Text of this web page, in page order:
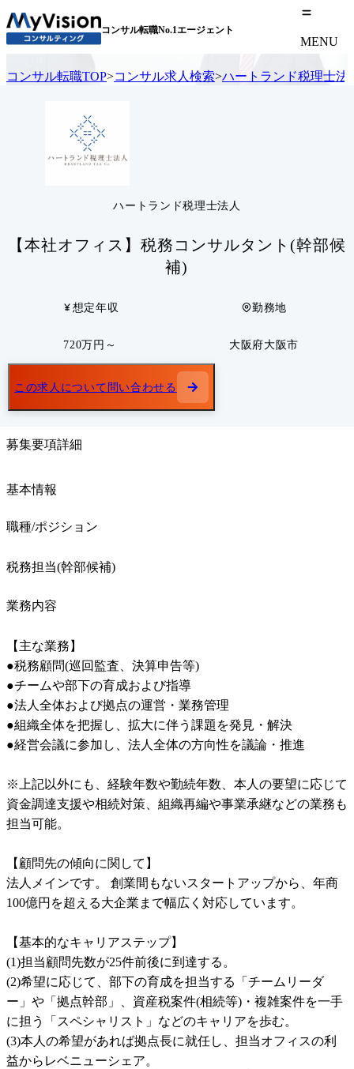
コンサル転職No.1エージェント
MENU
コンサル転職TOP>コンサル求人検索>ハートランド税理士法
ハートランド税理士法人
【本社オフィス】税務コンサルタント(幹部候
補)
想定年収
720万円～
勤務地
大阪府大阪市
この求人について問い合わせる
募集要項詳細
基本情報
職種/ポジション
税務担当(幹部候補)
業務内容
【主な業務】
●税務顧問(巡回監査、決算申告等)
●チームや部下の育成および指導
●法人全体および拠点の運営・業務管理
●組織全体を把握し、拡大に伴う課題を発見・解決
●経営会議に参加し、法人全体の方向性を議論・推進
※上記以外にも、経験年数や勤続年数、本人の要望に応じて
資金調達支援や相続対策、組織再編や事業承継などの業務も
担当可能。
【顧問先の傾向に関して】
法人メインです。 創業間もないスタートアップから、年商
100億円を超える大企業まで幅広く対応しています。
【基本的なキャリアステップ】
(1)担当顧問先数が25件前後に到達する。
(2)希望に応じて、部下の育成を担当する「チームリーダ
ー」や「拠点幹部」、資産税案件(相続等)・複雑案件を一手
に担う「スペシャリスト」などのキャリアを歩む。
(3)本人の希望があれば拠点長に就任し、担当オフィスの利
益からレベニューシェア。